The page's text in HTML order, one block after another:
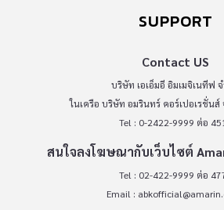
SUPPORT
Contact US
บริษัท เอเอ็มอี อิมเมจิเนทีฟ
ในเครือ บริษัท อมรินทร์ คอร์เปอเรชั่น
Tel : 0-2422-9999 ต่อ
สนใจลงโฆษณากับเว็บไซต์
Tel : 02-422-9999 ต่อ
Email :